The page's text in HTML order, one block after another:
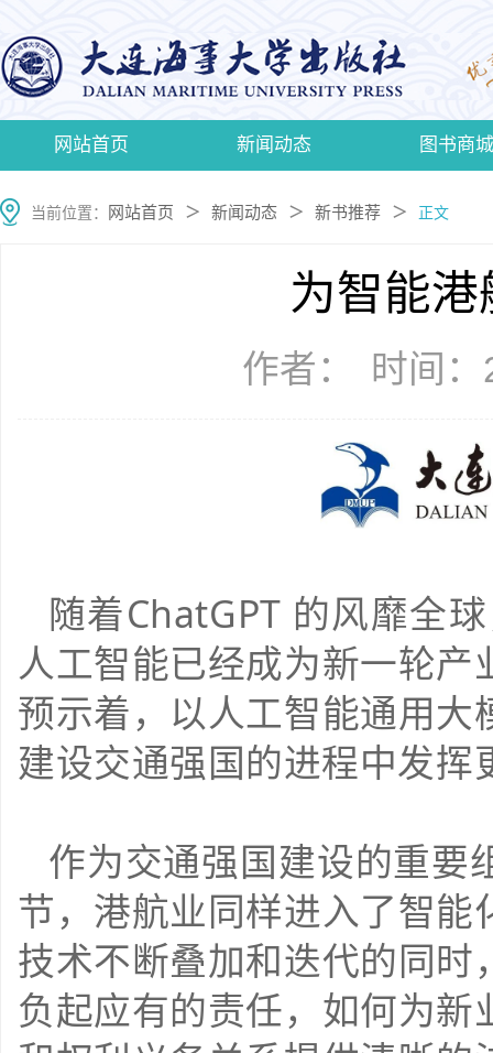
网站首页 新闻动态 图书商城
当前位置： 网站首页 ＞ 新闻动态 ＞ 新书推荐 ＞ 正文
为智能
作者： 时间
随着ChatGPT 的风靡全
人工智能已经成为新一轮
预示着，以人工智能通用
建设交通强国的进程中发挥
作为交通强国建设的重要
节，港航业同样进入了智
技术不断叠加和迭代的同
负起应有的责任，如何为